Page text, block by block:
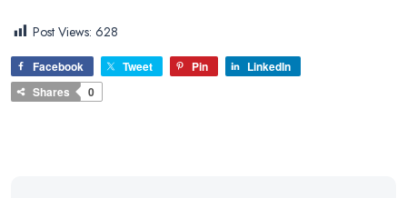
Post Views: 628
Facebook Tweet Pin
LinkedIn
Shares
0